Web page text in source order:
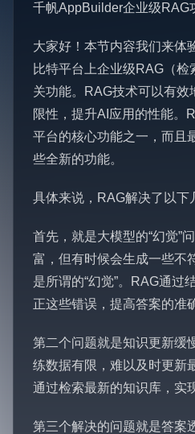
千帆AppBuilder企业级RAG
大家好！本节内容我们来体
比特平台上企业级RAG（检
关功能。RAG技术可以有效
限性，提升AI应用的性能。
平台的核心功能之一，而且
些全新的功能。
具体来说，RAG解决了以下
首先，就是大模型的“幻觉”
富，但有时候会生成一些不
是所谓的“幻觉”。RAG通过
正这些错误，提高答案的准
第二个问题就是知识更新缓
练数据有限，难以及时更新
通过检索最新的知识库，实
第三个解决的问题就是答案